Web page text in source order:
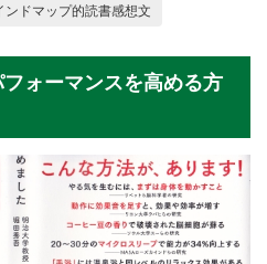
ンドマップ的読書感想文
ォーマンスを高める方